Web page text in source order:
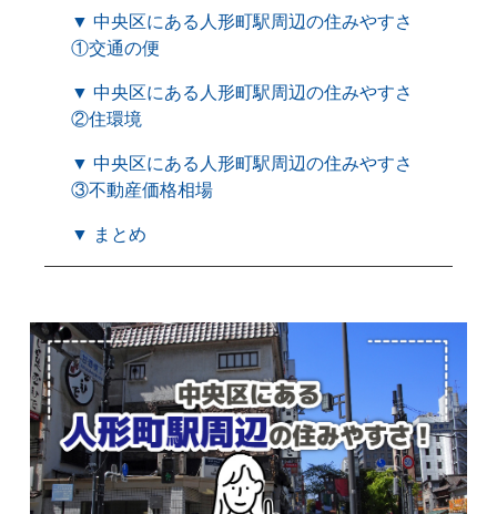
▼ 中央区にある人形町駅周辺の住みやすさ
①交通の便
▼ 中央区にある人形町駅周辺の住みやすさ
②住環境
▼ 中央区にある人形町駅周辺の住みやすさ
③不動産価格相場
▼ まとめ